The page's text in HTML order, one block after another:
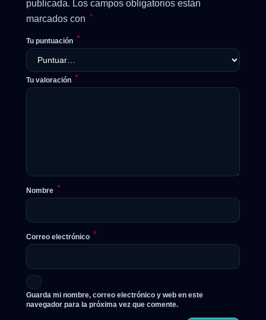
publicada. Los campos obligatorios están
marcados con *
Tu puntuación *
Tu valoración *
Nombre *
Correo electrónico *
Guarda mi nombre, correo electrónico y web en este
navegador para la próxima vez que comente.